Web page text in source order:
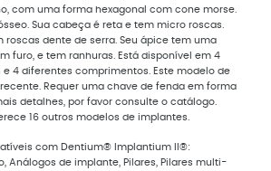
com uma forma hexagonal com cone morse.
Sua cabeça é reta e tem micro roscas.
roscas dente de serra. Seu ápice tem uma
furo, e tem ranhuras. Está disponível em 4
4 diferentes comprimentos. Este modelo de
Requer uma chave de fenda em forma
detalhes, por favor consulte o catálogo.
16 outros modelos de implantes.
com Dentium® Implantium II®:
Análogos de implante, Pilares, Pilares multi-